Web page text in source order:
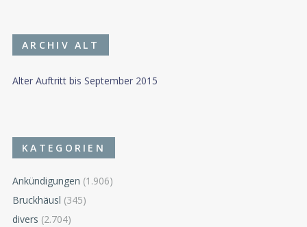
ARCHIV ALT
Alter Auftritt bis September 2015
KATEGORIEN
Ankündigungen (1.906)
Bruckhäusl (345)
divers (2.704)